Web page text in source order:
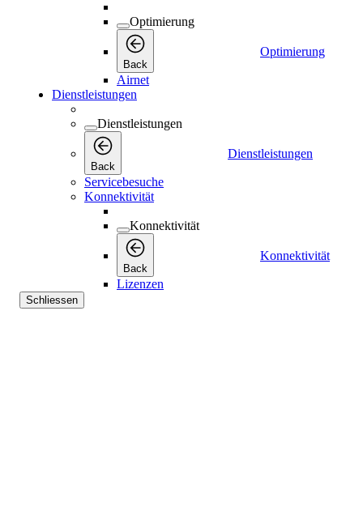
Optimierung
Back
Optimierung
Airnet
Dienstleistungen
Dienstleistungen
Back
Dienstleistungen
Servicebesuche
Konnektivität
Konnektivität
Back
Konnektivität
Lizenzen
Schliessen